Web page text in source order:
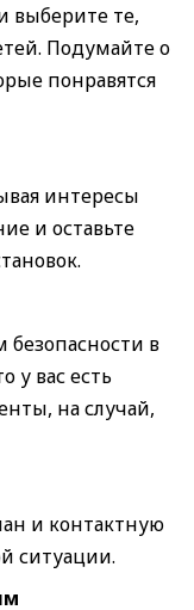
выберите те,
Подумайте о
понравятся
интересы
и оставьте
в
у вас есть
на случай,
и контактную
ситуации.